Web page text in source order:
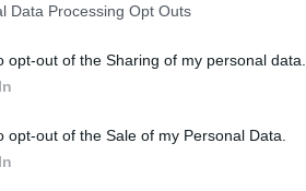
Data Processing Opt Outs
opt-out of the Sharing of my personal data.
opt-out of the Sale of my Personal Data.
mesélnek a front borzalmairól és
szerint semmit sem